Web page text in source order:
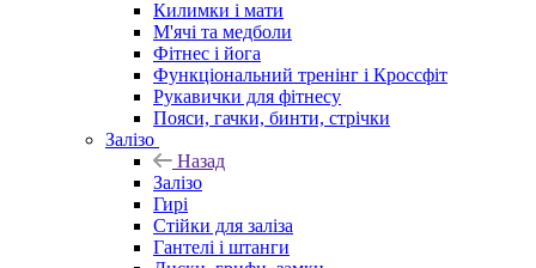
Килимки і мати
М'ячі та медболи
Фітнес і йога
Функціональний тренінг і Кроссфіт
Рукавички для фітнесу
Пояси, гачки, бинти, стрічки
Залізо
Назад
Залізо
Гирі
Стійки для заліза
Гантелі і штанги